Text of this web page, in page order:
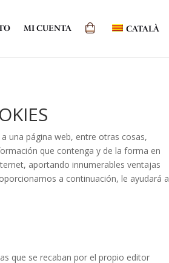
MI CUENTA CATALÀ
una página web, entre otras cosas,
que contenga y de la forma en
aportando innumerables ventajas
a continuación, le ayudará a
que se recaban por el propio editor